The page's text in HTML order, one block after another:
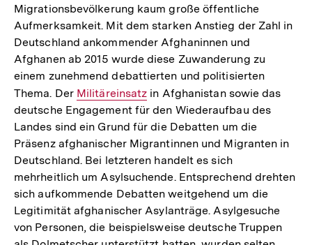
Migrationsbevölkerung kaum große öffentliche
Aufmerksamkeit. Mit dem starken Anstieg der Zahl in
Deutschland ankommender Afghaninnen und
Afghanen ab 2015 wurde diese Zuwanderung zu
einem zunehmend debattierten und politisierten
Thema. Der Interner
Link:
Militäreinsatz in Afghanistan sowie das
deutsche Engagement für den Wiederaufbau des
Landes sind ein Grund für die Debatten um die
Präsenz afghanischer Migrantinnen und Migranten in
Deutschland. Bei letzteren handelt es sich
mehrheitlich um Asylsuchende. Entsprechend drehten
sich aufkommende Debatten weitgehend um die
Legitimität afghanischer Asylanträge. Asylgesuche
von Personen, die beispielsweise deutsche Truppen